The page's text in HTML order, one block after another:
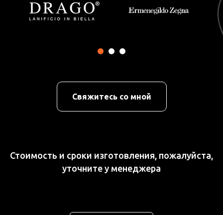
Свяжитесь со мной
Стоимость и сроки изготовления, пожалуйста,
уточните у менеджера